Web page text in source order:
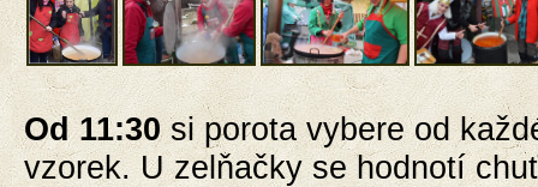
Od 11:30si porota vybere od
vzorek. U zelňačky se hodnotí